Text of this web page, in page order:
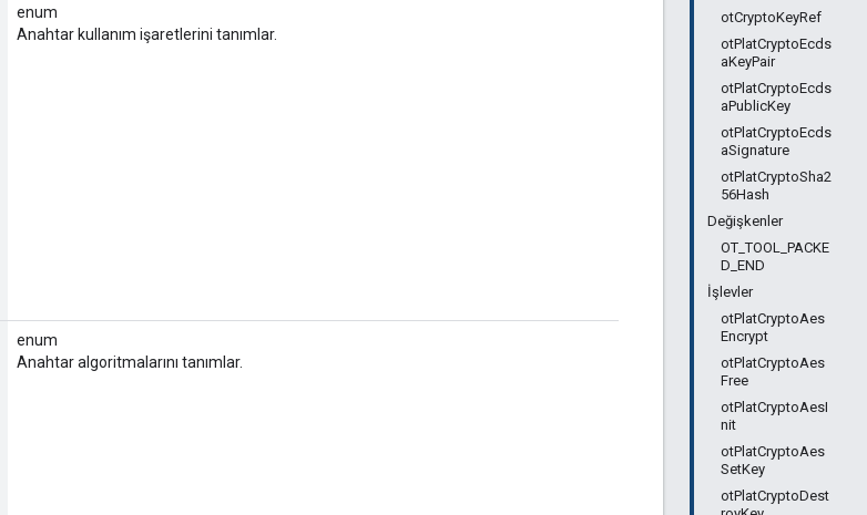
otCryptoKeyRef
otPlatCryptoEcds
aKeyPair
otPlatCryptoEcds
aPublicKey
otPlatCryptoEcds
aSignature
otPlatCryptoSha2
56Hash
Değişkenler
OT_TOOL_PACKE
D_END
İşlevler
otPlatCryptoAes
Encrypt
otPlatCryptoAes
Free
otPlatCryptoAesI
nit
otPlatCryptoAes
SetKey
otPlatCryptoDest
enum
Anahtar kullanım işaretlerini tanımlar.
enum
Anahtar algoritmalarını tanımlar.